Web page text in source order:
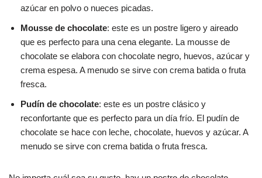
azúcar en polvo o nueces picadas.
Mousse de chocolate: este es un postre ligero y aireado
que es perfecto para una cena elegante. La mousse de
chocolate se elabora con chocolate negro, huevos, azúcar y
crema espesa. A menudo se sirve con crema batida o fruta
fresca.
Pudín de chocolate: este es un postre clásico y
reconfortante que es perfecto para un día frío. El pudín de
chocolate se hace con leche, chocolate, huevos y azúcar. A
menudo se sirve con crema batida o fruta fresca.